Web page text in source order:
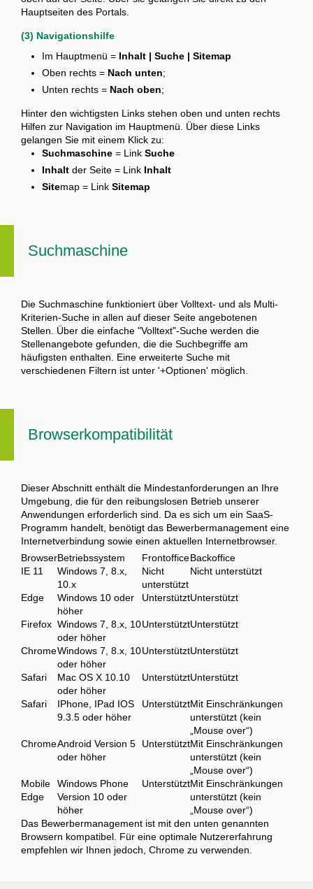
Hauptseiten des Portals.
(3) Navigationshilfe
Im Hauptmenü = Inhalt | Suche | Sitemap
Oben rechts = Nach unten;
Unten rechts = Nach oben;
Hinter den wichtigsten Links stehen oben und unten rechts
Hilfen zur Navigation im Hauptmenü. Über diese Links
gelangen Sie mit einem Klick zu:
Suchmaschine = Link Suche
Inhalt der Seite = Link Inhalt
Sitemap = Link Sitemap
Suchmaschine
Die Suchmaschine funktioniert über Volltext- und als Multi-
Kriterien-Suche in allen auf dieser Seite angebotenen
Stellen. Über die einfache "Volltext"-Suche werden die
Stellenangebote gefunden, die die Suchbegriffe am
häufigsten enthalten. Eine erweiterte Suche mit
verschiedenen Filtern ist unter '+Optionen' möglich.
Browserkompatibilität
Dieser Abschnitt enthält die Mindestanforderungen an Ihre
Umgebung, die für den reibungslosen Betrieb unserer
Anwendungen erforderlich sind. Da es sich um ein SaaS-
Programm handelt, benötigt das Bewerbermanagement eine
Internetverbindung sowie einen aktuellen Internetbrowser.
BrowserBetriebssystem FrontofficeBackoffice
IE 11
Windows 7, 8.x,
10.x
Nicht
unterstützt
Nicht unterstützt
Edge
Windows 10 oder
höher
UnterstütztUnterstützt
Firefox Windows 7, 8.x, 10
oder höher
UnterstütztUnterstützt
ChromeWindows 7, 8.x, 10
oder höher
UnterstütztUnterstützt
Safari
Mac OS X 10.10
oder höher
UnterstütztUnterstützt
Safari
IPhone, IPad IOS
9.3.5 oder höher
UnterstütztMit Einschränkungen
unterstützt (kein
„Mouse over“)
ChromeAndroid Version 5
oder höher
UnterstütztMit Einschränkungen
unterstützt (kein
„Mouse over“)
Mobile
Edge
Windows Phone
Version 10 oder
höher
UnterstütztMit Einschränkungen
unterstützt (kein
„Mouse over“)
Das Bewerbermanagement ist mit den unten genannten
Browsern kompatibel. Für eine optimale Nutzererfahrung
empfehlen wir Ihnen jedoch, Chrome zu verwenden.